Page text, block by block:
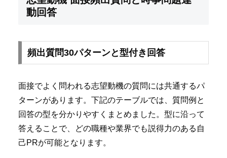
動回答
頻出質問30パターンと型付き回答
面接でよく問われる志望動機の質問には共通するパ
ターンがあります。下記のテーブルでは、質問例と
回答の型を分かりやすくまとめました。型に沿って
答えることで、どの職種や業界でも説得力のある自
己PRが可能となります。